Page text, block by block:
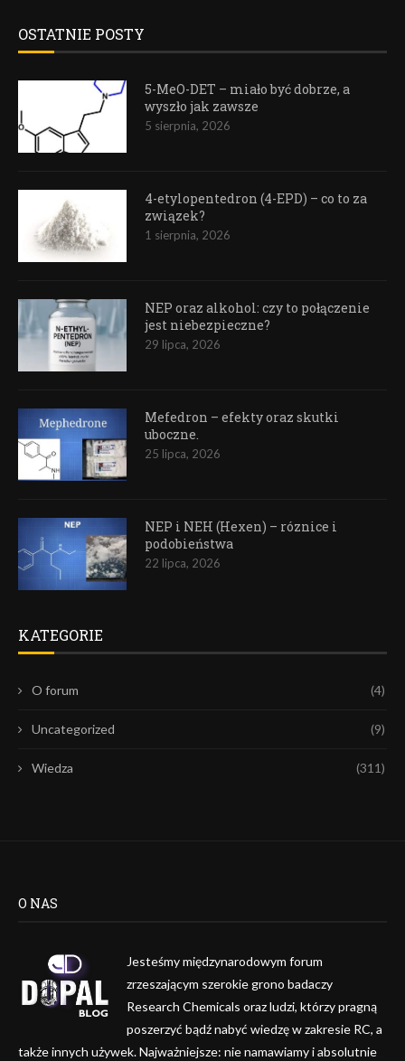
OSTATNIE POSTY
5-MeO-DET – miało być dobrze, a
wyszło jak zawsze
5 sierpnia, 2026
4-etylopentedron (4-EPD) – co to za
związek?
1 sierpnia, 2026
NEP oraz alkohol: czy to połączenie
jest niebezpieczne?
29 lipca, 2026
Mefedron – efekty oraz skutki
uboczne.
25 lipca, 2026
NEP i NEH (Hexen) – róznice i
podobieństwa
22 lipca, 2026
KATEGORIE
O forum (4)
Uncategorized (9)
Wiedza (311)
O NAS
Jesteśmy międzynarodowym forum
zrzeszającym szerokie grono badaczy
Research Chemicals oraz ludzi, którzy pragną
poszerzyć bądź nabyć wiedzę w zakresie RC, a
także innych używek. Najważniejsze: nie namawiamy i absolutnie